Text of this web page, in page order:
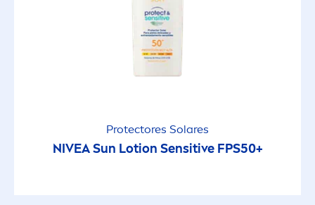
Protectores Solares
NIVEA Sun Lotion SensitiveFPS50+